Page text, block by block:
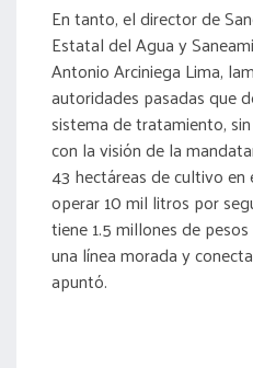
En tanto, el director de
Estatal del Agua y
Antonio Arciniega Lima,
autoridades pasadas que
sistema de tratamiento,
con la visión de la
43 hectáreas de cultivo en
operar 10 mil litros por
tiene 1.5 millones de
una línea morada y
apuntó.